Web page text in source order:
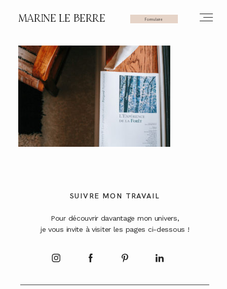
MARINE LE BERRE Formulaire
SUIVRE MON TRAVAIL
Pour découvrir davantage mon univers,
je vous invite à visiter les pages ci-dessous !
HOME
PHOTOS
VIDÉOS
SERVICES
A PROPOS